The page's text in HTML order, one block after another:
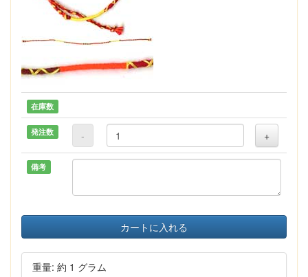
在庫数
発注数 - +
備考
カートに入れる
重量: 約 1 グラム